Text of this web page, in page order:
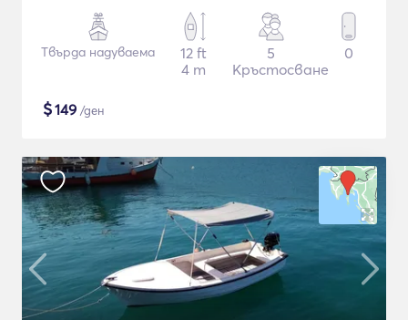
Твърда надуваема
12 ft
4 m
5
Кръстосване
0
$149 /ден